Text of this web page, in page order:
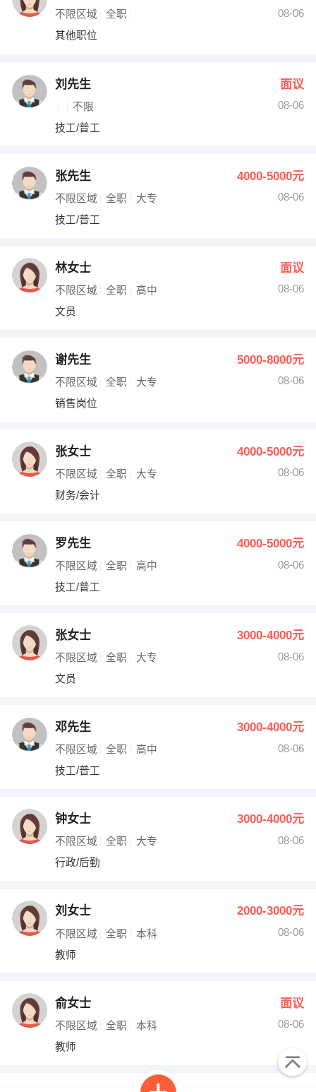
不限区域 全职
08-06
其他职位
刘先生 面议
不限
08-06
技工/普工
张先生 4000-5000元
不限区域 全职 大专
08-06
技工/普工
林女士 面议
不限区域 全职 高中
08-06
文员
谢先生 5000-8000元
不限区域 全职 大专
08-06
销售岗位
张女士 4000-5000元
不限区域 全职 大专
08-06
财务/会计
罗先生 4000-5000元
不限区域 全职 高中
08-06
技工/普工
张女士 3000-4000元
不限区域 全职 大专
08-06
文员
邓先生 3000-4000元
不限区域 全职 高中
08-06
技工/普工
钟女士 3000-4000元
不限区域 全职 大专
08-06
行政/后勤
刘女士 2000-3000元
不限区域 全职 本科
08-06
教师
俞女士 面议
不限区域 全职 本科
08-06
教师